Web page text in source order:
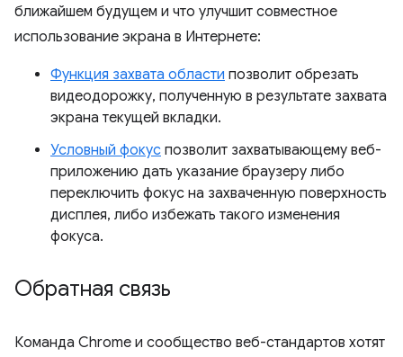
ближайшем будущем и что улучшит совместное
использование экрана в Интернете:
Функция захвата области позволит обрезать
видеодорожку, полученную в результате захвата
экрана текущей вкладки.
Условный фокус позволит захватывающему веб-
приложению дать указание браузеру либо
переключить фокус на захваченную поверхность
дисплея, либо избежать такого изменения
фокуса.
Обратная связь
Команда Chrome и сообщество веб-стандартов хотят